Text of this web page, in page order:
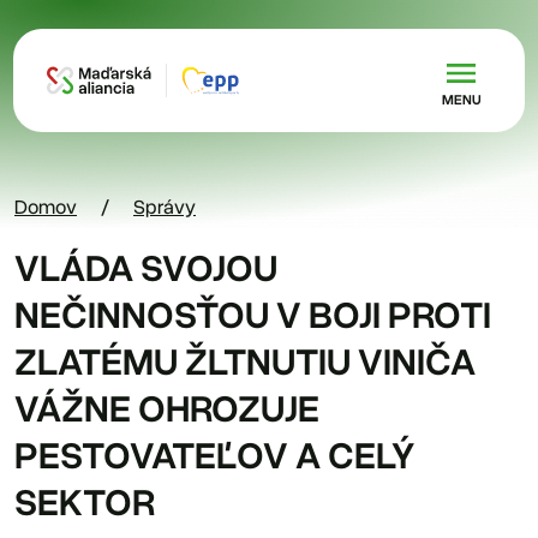
MENU
Domov Správy
VLÁDA SVOJOU
NEČINNOSŤOU V BOJI PROTI
ZLATÉMU ŽLTNUTIU VINIČA
VÁŽNE OHROZUJE
PESTOVATEĽOV A CELÝ
SEKTOR